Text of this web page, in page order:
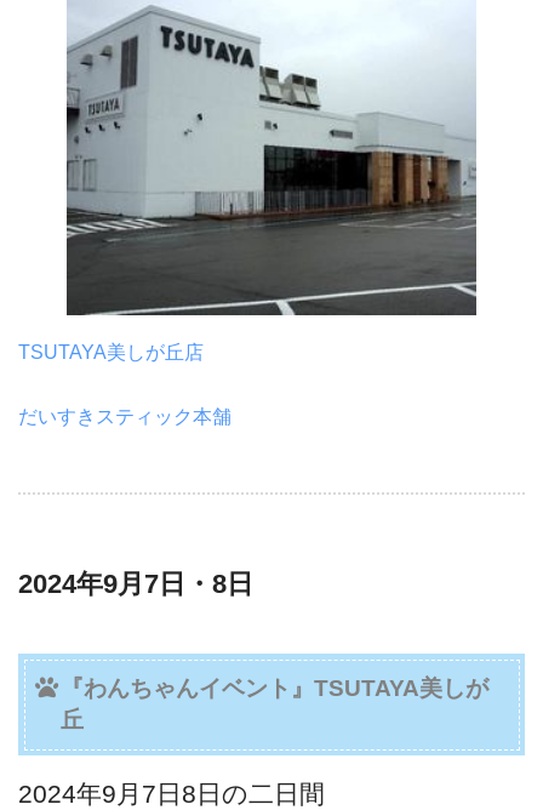
TSUTAYA美しが丘店
だいすきスティック本舗
2024年9月7日・8日
『わんちゃんイベント』TSUTAYA美しが
丘
2024年9月7日8日の二日間